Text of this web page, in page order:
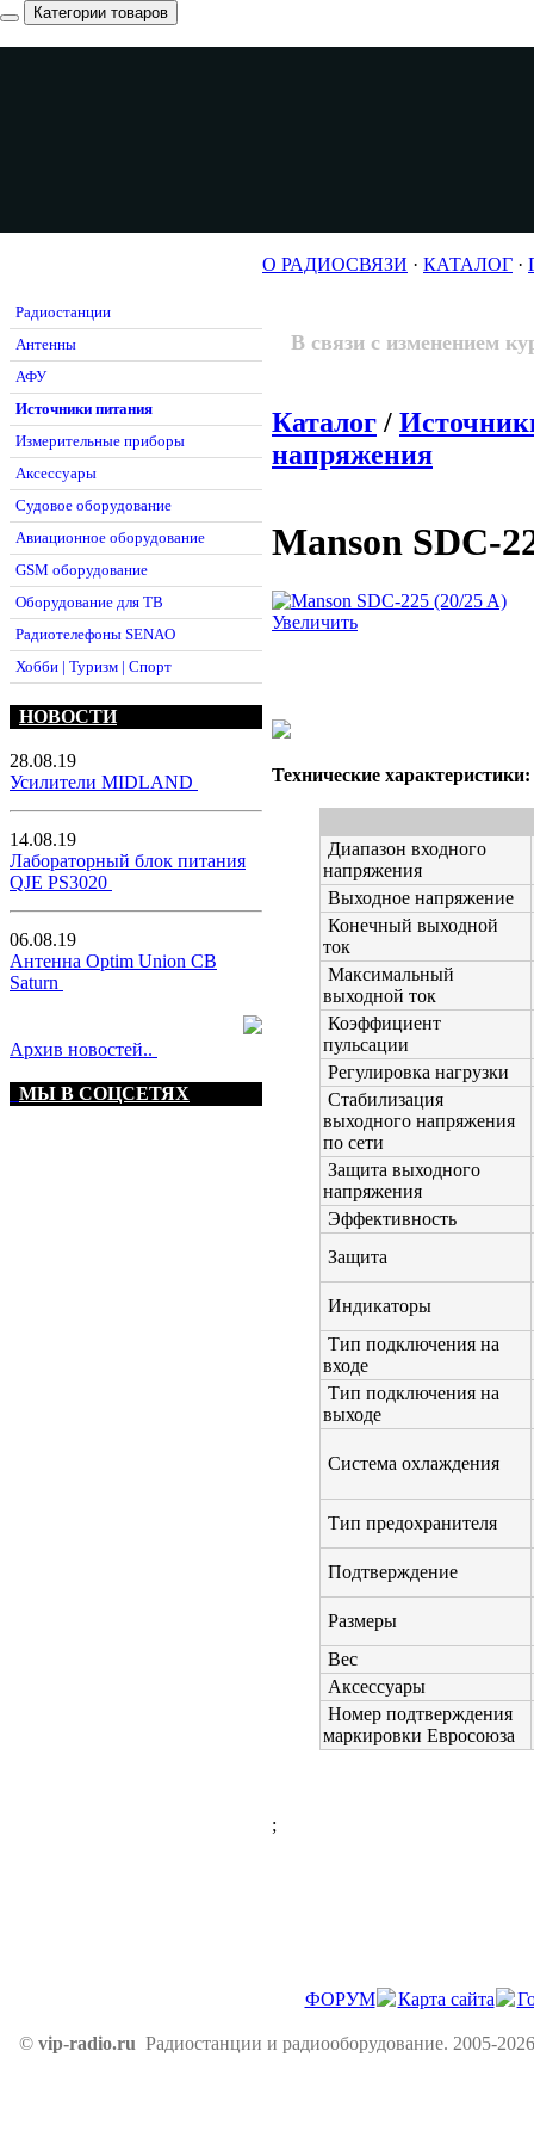
Категории товаров
Радиостанции
Антенны
АФУ
Источники питания
Измерительные приборы
Аксессуары
Судовое оборудование
Авиационное оборудование
GSM оборудование
Оборудование для ТВ
Радиотелефоны SENAO
Хобби | Туризм | Спорт
НОВОСТИ
28.08.19
Усилители MIDLAND
14.08.19
Лабораторный блок питания
QJE PS3020
06.08.19
Антенна Optim Union CB
Saturn
Архив новостей..
МЫ В СОЦСЕТЯХ
О РАДИОСВЯЗИ · КАТАЛОГ ·
В связи с изменением
Каталог /
напряжения
Manson SDC-
Увеличить
Технические характеристики:
Диапазон входного
напряжения
Выходное напряжение
Конечный выходной
ток
Максимальный
выходной ток
Коэффициент
пульсации
Регулировка нагрузки
Стабилизация
выходного напряжения
по сети
Защита выходного
напряжения
Эффективность
Защита
Индикаторы
Тип подключения на
входе
Тип подключения на
выходе
Система охлаждения
Тип предохранителя
Подтверждение
Размеры
Вес
Аксессуары
Номер подтверждения
маркировки Евросоюза
;
ФОРУМ Карта сайта
© vip-radio.ru Радиостанции и радиооборудование. 2005-